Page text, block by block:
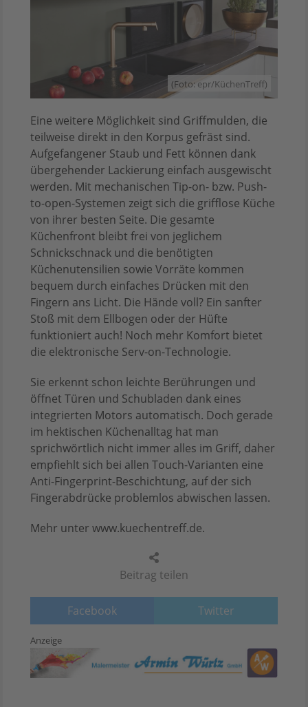
Beitrag teilen
Facebook Twitter
(Foto: epr/KüchenTreff)
Eine weitere Möglichkeit sind Griffmulden, die
teilweise direkt in den Korpus gefräst sind.
Aufgefangener Staub und Fett können dank
übergehender Lackierung einfach ausgewischt
werden. Mit mechanischen Tip-on- bzw. Push-
to-open-Systemen zeigt sich die grifflose Küche
von ihrer besten Seite. Die gesamte
Küchenfront bleibt frei von jeglichem
Schnickschnack und die benötigten
Küchenutensilien sowie Vorräte kommen
bequem durch einfaches Drücken mit den
Fingern ans Licht. Die Hände voll? Ein sanfter
Stoß mit dem Ellbogen oder der Hüfte
funktioniert auch! Noch mehr Komfort bietet
die elektronische Serv-on-Technologie.
Sie erkennt schon leichte Berührungen und
öffnet Türen und Schubladen dank eines
integrierten Motors automatisch. Doch gerade
im hektischen Küchenalltag hat man
sprichwörtlich nicht immer alles im Griff, daher
empfiehlt sich bei allen Touch-Varianten eine
Anti-Fingerprint-Beschichtung, auf der sich
Fingerabdrücke problemlos abwischen lassen.
Mehr unter www.kuechentreff.de.
Anzeige